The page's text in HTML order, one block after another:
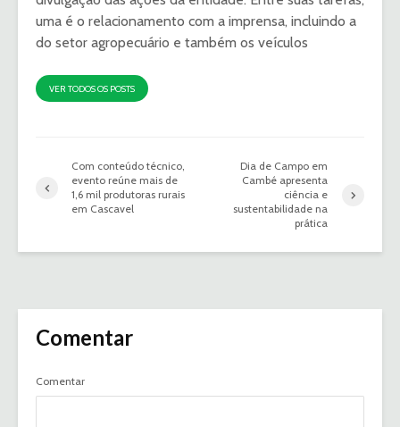
uma é o relacionamento com a imprensa, incluindo a
do setor agropecuário e também os veículos
VER TODOS OS POSTS
Com conteúdo técnico,
evento reúne mais de
1,6 mil produtoras rurais
em Cascavel
Dia de Campo em
Cambé apresenta
ciência e
sustentabilidade na
prática
Comentar
Comentar